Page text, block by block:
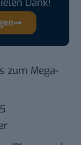
Dank!
zum Mega-